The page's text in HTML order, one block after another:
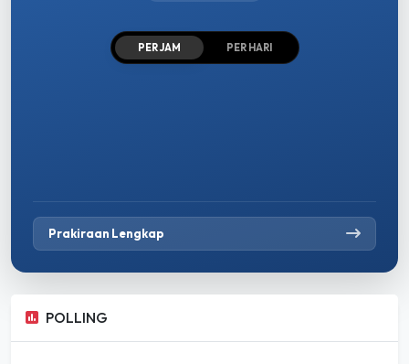
PER JAM PER HARI
Prakiraan Lengkap
POLLING